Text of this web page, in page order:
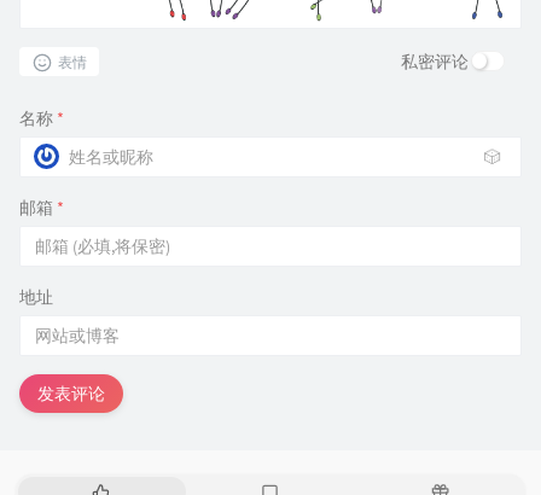
表情 私密评论
名称 *
🎲
邮箱 *
地址
发表评论
热 随